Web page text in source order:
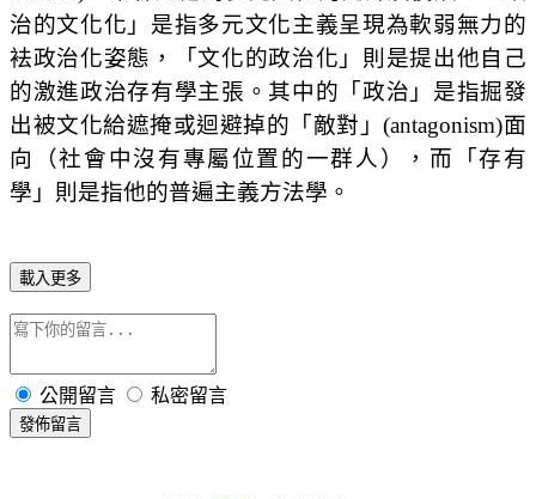
治的文化化」是指多元文化主義呈現為軟弱無力的
袪政治化姿態，「文化的政治化」則是提出他自己
的激進政治存有學主張。其中的「政治」是指掘發
出被文化給遮掩或迴避掉的「敵對」(antagonism)面
向（社會中沒有專屬位置的一群人），而「存有
學」則是指他的普遍主義方法學。
載入更多
公開留言 私密留言
發佈留言